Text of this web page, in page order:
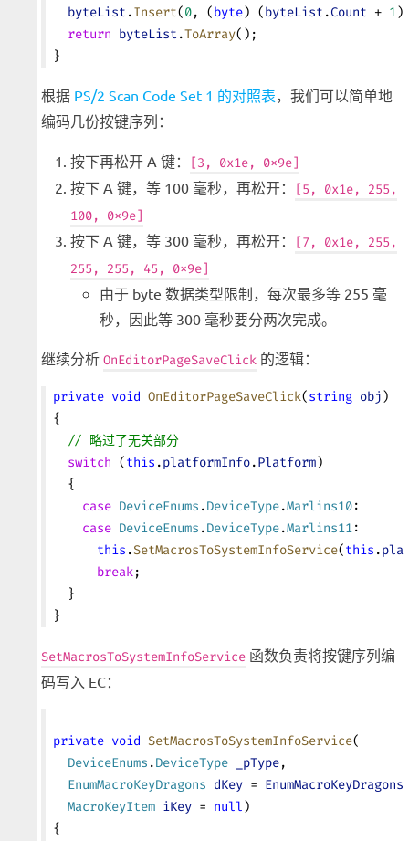
  byteList
.Insert(0, (byte) (byteList .Count + 1
  return
byteList .ToArray();
}
根据 PS/2 Scan Code Set 1 的对照表，我们可以简单地
编码几份按键序列：
按下再松开 A 键： [3, 0x1e, 0x9e]
按下 A 键，等 100 毫秒，再松开：
[5, 0x1e, 255,
100, 0x9e]
按下 A 键，等 300 毫秒，再松开：
[7, 0x1e, 255,
255, 255, 45, 0x9e]
由于 byte 数据类型限制，每次最多等 255 毫
秒，因此等 300 毫秒要分两次完成。
继续分析 OnEditorPageSaveClick 的逻辑：
private void OnEditorPageSaveClick(string obj)
{
  // 略过了无关部分
  switch
(this .platformInfo.Platform)
  {
    case
DeviceEnums .DeviceType.Marlins10:
    case
DeviceEnums .DeviceType.Marlins11:
      this
.SetMacrosToSystemInfoService(this .
      break
;
  }
}
SetMacrosToSystemInfoService 函数负责将按键序列编
码写入 EC：
private void SetMacrosToSystemInfoService(
  DeviceEnums
.DeviceType _pType,
  EnumMacroKeyDragons
dKey = EnumMacroKeyDragons
  MacroKeyItem
iKey = null)
{